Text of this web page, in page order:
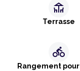
deck
Terrasse
directions_bike
Rangement